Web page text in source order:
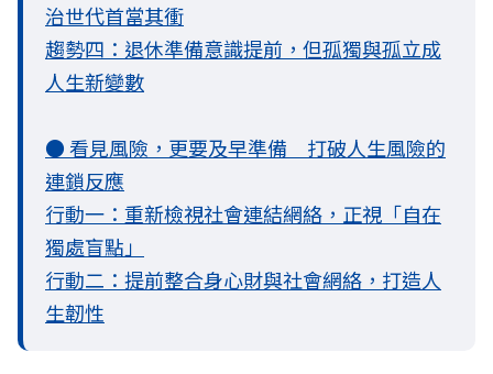
治世代首當其衝
趨勢四：退休準備意識提前，但孤獨與孤立成
人生新變數
● 看見風險，更要及早準備 打破人生風險的
連鎖反應
行動一：重新檢視社會連結網絡，正視「自在
獨處盲點」
行動二：提前整合身心財與社會網絡，打造人
生韌性